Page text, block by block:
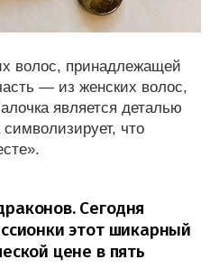
волос, принадлежащей
— из женских волос,
является деталью
что
Сегодня
этот шикарный
цене в пять